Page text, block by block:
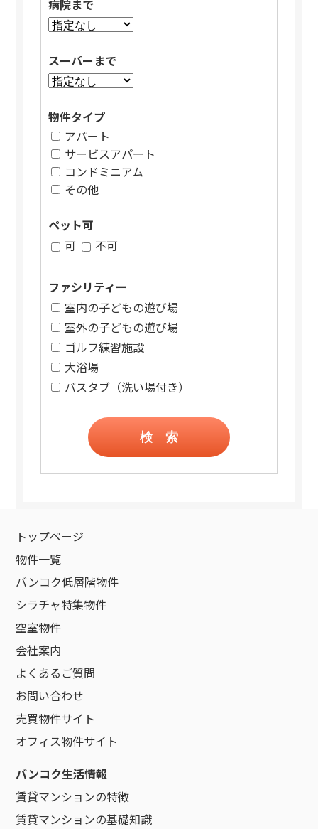
病院まで
スーパーまで
物件タイプ
アパート
サービスアパート
コンドミニアム
その他
ペット可
可
不可
ファシリティー
室内の子どもの遊び場
室外の子どもの遊び場
ゴルフ練習施設
大浴場
バスタブ（洗い場付き）
検 索
トップページ
物件一覧
バンコク低層階物件
シラチャ特集物件
空室物件
会社案内
よくあるご質問
お問い合わせ
売買物件サイト
オフィス物件サイト
バンコク生活情報
賃貸マンションの特徴
賃貸マンションの基礎知識